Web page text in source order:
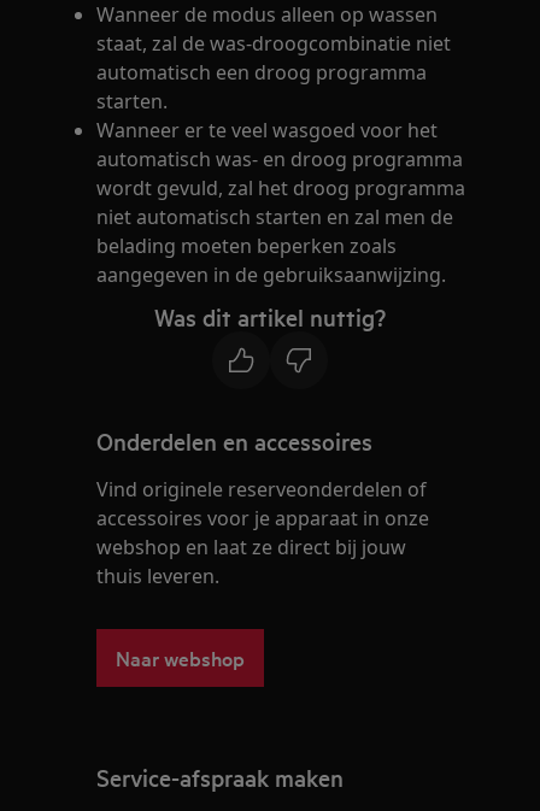
Wanneer de modus alleen op wassen
staat, zal de was-droogcombinatie niet
automatisch een droog programma
starten.
Wanneer er te veel wasgoed voor het
automatisch was- en droog programma
wordt gevuld, zal het droog programma
niet automatisch starten en zal men de
belading moeten beperken zoals
aangegeven in de gebruiksaanwijzing.
Was dit artikel nuttig?
Onderdelen en accessoires
Vind originele reserveonderdelen of
accessoires voor je apparaat in onze
webshop en laat ze direct bij jouw
thuis leveren.
Naar webshop
Service-afspraak maken